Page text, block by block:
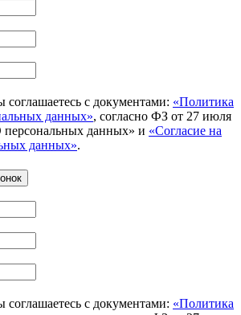
соглашаетесь с документами: «Политика
данных», согласно ФЗ от 27 июля
данных» и «Согласие на
данных».
соглашаетесь с документами: «Политика